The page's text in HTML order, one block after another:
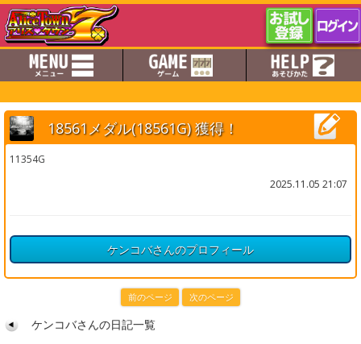
18561メダル(18561G) 獲得！
11354G
2025.11.05 21:07
ケンコバさんのプロフィール
前のページ 次のページ
ケンコバさんの日記一覧